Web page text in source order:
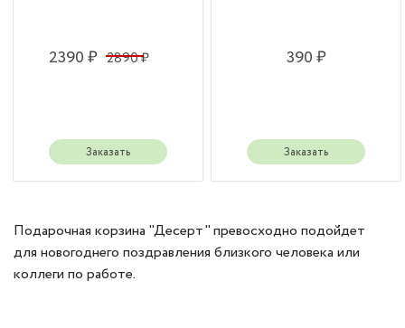
2390 ₽ 2890 ₽
Заказать
390 ₽
Заказать
Подарочная корзина "Десерт" превосходно подойдет
для новогоднего поздравления близкого человека или
коллеги по работе.